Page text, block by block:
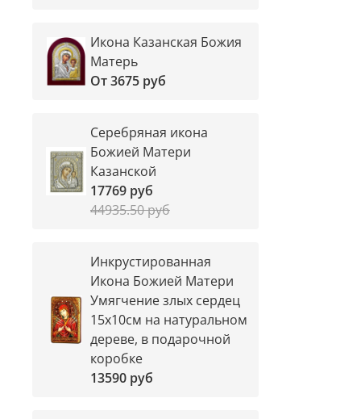
Икона Казанская Божия
Матерь
От3675 руб
Серебряная икона
Божией Матери
Казанской
17769 руб
44935.50 руб
Инкрустированная
Икона Божией Матери
Умягчение злых сердец
15х10см на натуральном
дереве, в подарочной
коробке
13590 руб